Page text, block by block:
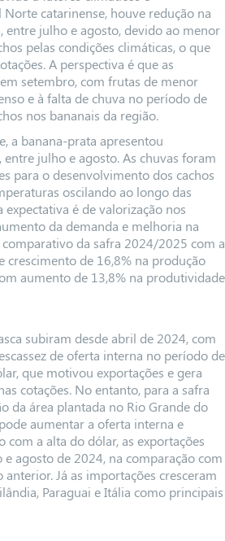
catarinense, houve redução na
entre julho e agosto, devido ao menor
pelas condições climáticas, o que
A perspectiva é que as
setembro, com frutas de menor
e à falta de chuva no período de
nos bananais da região.
a banana-prata apresentou
entre julho e agosto. As chuvas foram
para o desenvolvimento dos cachos
oscilando ao longo das
expectativa é de valorização nos
da demanda e melhoria na
da safra 2024/2025 com a
crescimento de 16,8% na produção
aumento de 13,8% na produtividade
subiram desde abril de 2024, com
de oferta interna no período de
que motivou exportações e gera
cotações. No entanto, para a safra
da área plantada no Rio Grande do
aumentar a oferta interna e
com a alta do dólar, as exportações
agosto de 2024, na comparação com
Já as importações cresceram
Paraguai e Itália como principais